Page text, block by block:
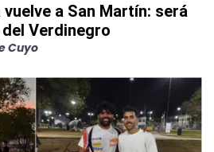
a San Martín: será
Verdinegro
Cuyo